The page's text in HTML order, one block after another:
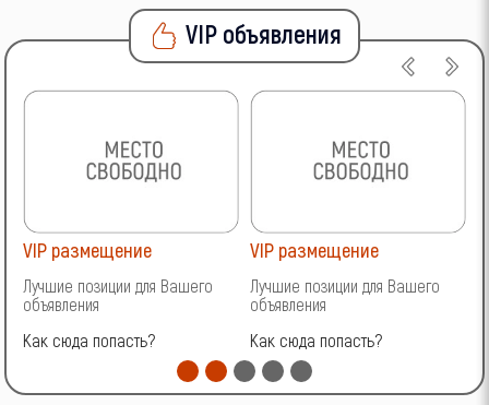
VIP объявления
VIP размещение
Лучшие позиции для Вашего
объявления
Как сюда попасть?
VIP размещение
Лучшие позиции для Вашего
объявления
Как сюда попасть?